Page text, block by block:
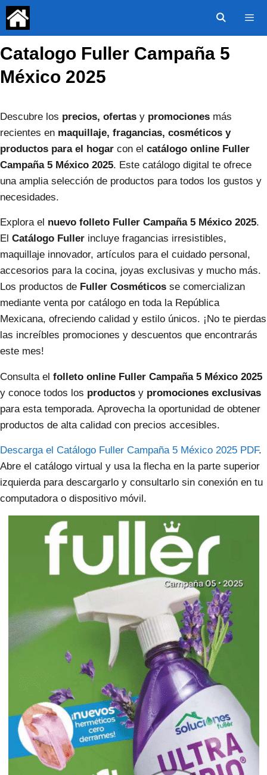
Saltar
contenido
Catalogo Fuller Campaña 5
México 2025
Descubre los precios, ofertas y promociones más
recientes en maquillaje, fragancias, cosméticos y
productos para el hogar con el catálogo online Fuller
Campaña 5 México 2025. Este catálogo digital te ofrece
una amplia selección de productos para todos los gustos y
necesidades.
Explora el nuevo folleto Fuller Campaña 5 México 2025.
El Catálogo Fuller incluye fragancias irresistibles,
maquillaje innovador, artículos para el cuidado personal,
accesorios para la cocina, joyas exclusivas y mucho más.
Los productos de Fuller Cosméticos se comercializan
mediante venta por catálogo en toda la República
Mexicana, ofreciendo calidad y estilo únicos. ¡No te pierdas
las increíbles promociones y descuentos que encontrarás
este mes!
Consulta el folleto online Fuller Campaña 5 México 2025
y conoce todos los productos y promociones exclusivas
para esta temporada. Aprovecha la oportunidad de obtener
productos de alta calidad con precios accesibles.
Descarga el Catálogo Fuller Campaña 5 México 2025 PDF.
Abre el catálogo virtual y usa la flecha en la parte superior
izquierda para descargarlo y consultarlo sin conexión en tu
computadora o dispositivo móvil.